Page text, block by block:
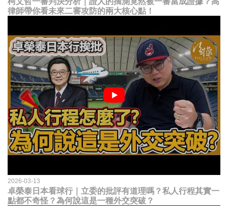
律師帶你看未來二審攻防的兩大核心點！
2026-03-13
卓榮泰日本看球行｜立委的批評有道理嗎？私人行程其實一
點都不奇怪？為何說這是一種外交突破？